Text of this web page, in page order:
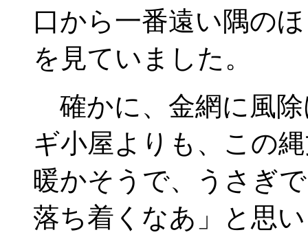
口から一番遠い隅の
を見ていました。
確かに、金網に風
ギ小屋よりも、この
暖かそうで、うさぎ
落ち着くなあ」と思